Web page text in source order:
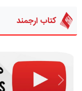
کتاب ارجمند
قبلی